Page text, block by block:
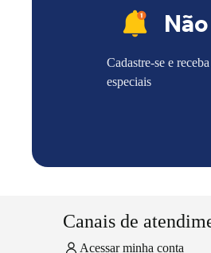
Cadastre-se e
especiais
Canais de
Acessar minha conta